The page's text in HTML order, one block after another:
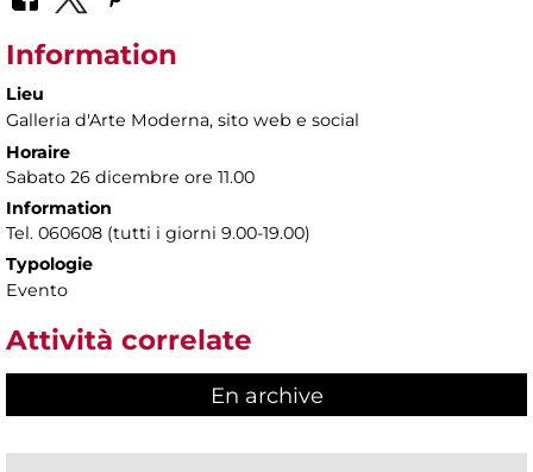
Information
Lieu
Galleria d'Arte Moderna, sito web e social
Horaire
Sabato 26 dicembre ore 11.00
Information
Tel. 060608 (tutti i giorni 9.00-19.00)
Typologie
Evento
Attività correlate
En archive